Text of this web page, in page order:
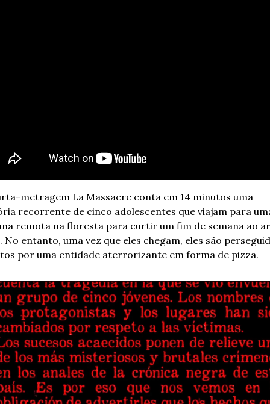
metragem La Massacre conta em 14 minutos uma
recorrente de cinco adolescentes que viajam para
remota na floresta para curtir um fim de semana ao ar
No entanto, uma vez que eles chegam, eles são
por uma entidade aterrorizante em forma de pizza.